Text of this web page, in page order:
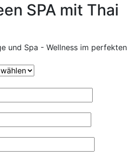
SPA mit Thai
und Spa - Wellness im perfekten